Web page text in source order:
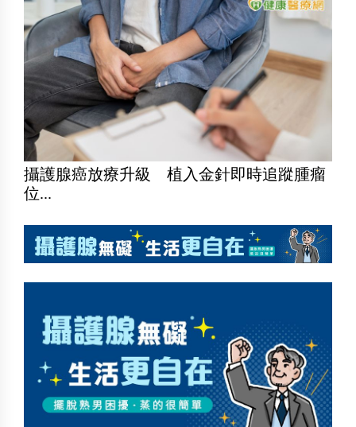
攝護腺癌放療升級 植入金針即時追蹤腫瘤
位...